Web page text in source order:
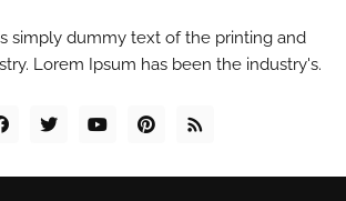
simply dummy text of the printing and
Lorem Ipsum has been the industry's.